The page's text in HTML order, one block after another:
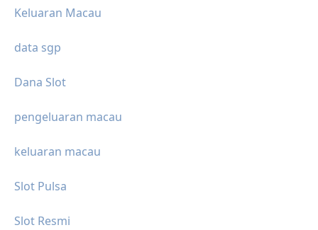
Keluaran Macau
data sgp
Dana Slot
pengeluaran macau
keluaran macau
Slot Pulsa
Slot Resmi